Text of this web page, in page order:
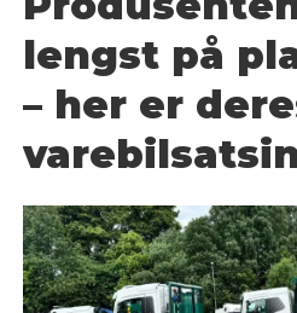
lengst på
– her er